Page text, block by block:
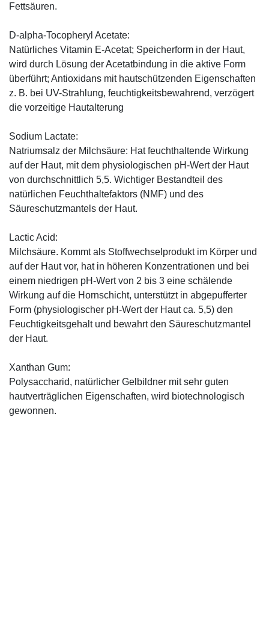
Fettsäuren.
D-alpha-Tocopheryl Acetate:
Natürliches Vitamin E-Acetat; Speicherform in der Haut,
wird durch Lösung der Acetatbindung in die aktive Form
überführt; Antioxidans mit hautschützenden Eigenschaften
z. B. bei UV-Strahlung, feuchtigkeitsbewahrend, verzögert
die vorzeitige Hautalterung
Sodium Lactate:
Natriumsalz der Milchsäure: Hat feuchthaltende Wirkung
auf der Haut, mit dem physiologischen pH-Wert der Haut
von durchschnittlich 5,5. Wichtiger Bestandteil des
natürlichen Feuchthaltefaktors (NMF) und des
Säureschutzmantels der Haut.
Lactic Acid:
Milchsäure. Kommt als Stoffwechselprodukt im Körper und
auf der Haut vor, hat in höheren Konzentrationen und bei
einem niedrigen pH-Wert von 2 bis 3 eine schälende
Wirkung auf die Hornschicht, unterstützt in abgepufferter
Form (physiologischer pH-Wert der Haut ca. 5,5) den
Feuchtigkeitsgehalt und bewahrt den Säureschutzmantel
der Haut.
Xanthan Gum:
Polysaccharid, natürlicher Gelbildner mit sehr guten
hautverträglichen Eigenschaften, wird biotechnologisch
gewonnen.